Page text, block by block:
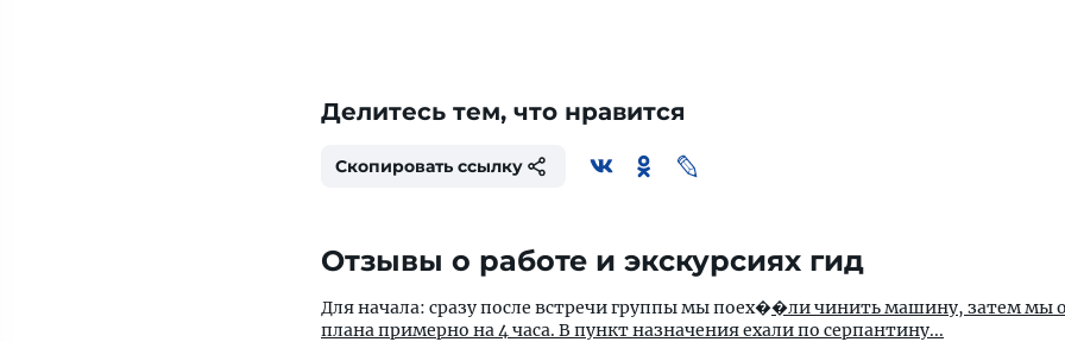
Делитесь тем, что нравится
Скопировать ссылку
Отзывы о работе и экскурсиях гид
Для начала: сразу после встречи группы мы поех��ли чинить машину, затем мы
плана примерно на 4 часа. В пункт назначения ехали по серпантину...